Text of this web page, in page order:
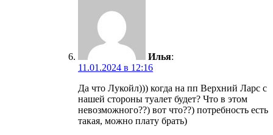
Илья:
11.01.2024 в 12:16
Да что Лукойл))) когда на пп Верхний Ларс с
нашей стороны туалет будет? Что в этом
невозможного??) вот что??) потребность есть
такая, можно плату брать)